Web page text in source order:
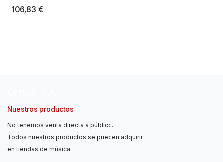
106,83 €
Nuestros productos
No tenemos venta directa a público.
Todos nuestros productos se pueden adquirir
en tiendas de música.